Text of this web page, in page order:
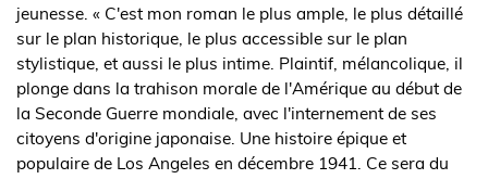
jeunesse. « C'est mon roman le plus ample, le plus détaillé
sur le plan historique, le plus accessible sur le plan
stylistique, et aussi le plus intime. Plaintif, mélancolique, il
plonge dans la trahison morale de l'Amérique au début de
la Seconde Guerre mondiale, avec l'internement de ses
citoyens d'origine japonaise. Une histoire épique et
populaire de Los Angeles en décembre 1941. Ce sera du